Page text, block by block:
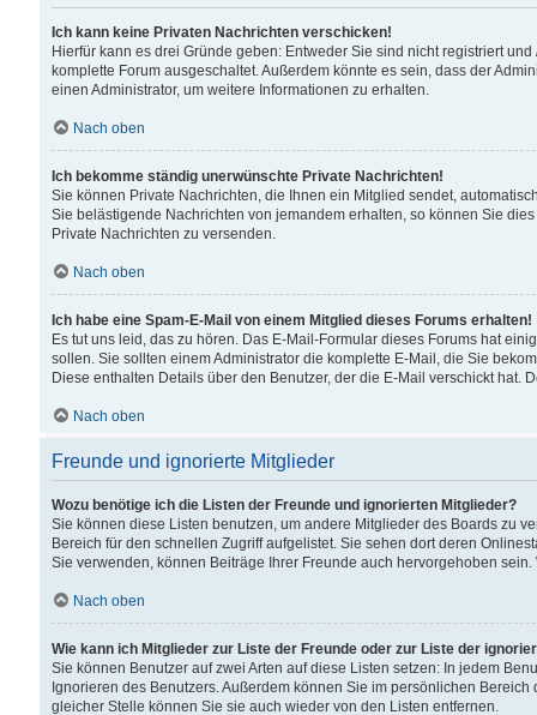
Ich kann keine Privaten Nachrichten verschicken!
Hierfür kann es drei Gründe geben: Entweder Sie sind nicht registriert
komplette Forum ausgeschaltet. Außerdem könnte es sein, dass der
einen Administrator, um weitere Informationen zu erhalten.
Nach oben
Ich bekomme ständig unerwünschte Private Nachrichten!
Sie können Private Nachrichten, die Ihnen ein Mitglied sendet,
Sie belästigende Nachrichten von jemandem erhalten, so können Sie
Private Nachrichten zu versenden.
Nach oben
Ich habe eine Spam-E-Mail von einem Mitglied dieses Forums erhalten!
Es tut uns leid, das zu hören. Das E-Mail-Formular dieses Forums hat
sollen. Sie sollten einem Administrator die komplette E-Mail, die Sie
Diese enthalten Details über den Benutzer, der die E-Mail verschickt hat.
Nach oben
Freunde und ignorierte Mitglieder
Wozu benötige ich die Listen der Freunde und ignorierten Mitglieder?
Sie können diese Listen benutzen, um andere Mitglieder des Boards zu
Bereich für den schnellen Zugriff aufgelistet. Sie sehen dort deren
Sie verwenden, können Beiträge Ihrer Freunde auch hervorgehoben
Nach oben
Wie kann ich Mitglieder zur Liste der Freunde oder zur Liste der
Sie können Benutzer auf zwei Arten auf diese Listen setzen: In jedem
Ignorieren des Benutzers. Außerdem können Sie im persönlichen
gleicher Stelle können Sie sie auch wieder von den Listen entfernen.